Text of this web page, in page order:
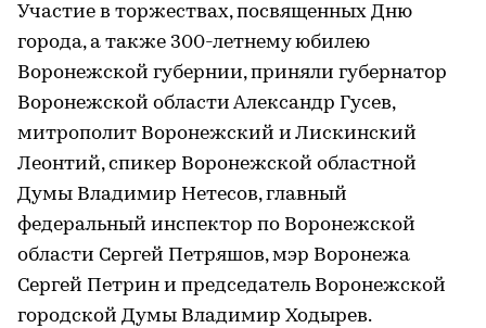
Участие в торжествах, посвященных Дню
города, а также 300-летнему юбилею
Воронежской губернии, приняли губернатор
Воронежской области Александр Гусев,
митрополит Воронежский и Лискинский
Леонтий, спикер Воронежской областной
Думы Владимир Нетесов, главный
федеральный инспектор по Воронежской
области Сергей Петряшов, мэр Воронежа
Сергей Петрин и председатель Воронежской
городской Думы Владимир Ходырев.